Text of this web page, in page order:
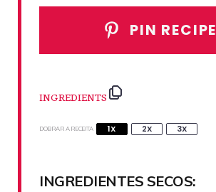
PIN RECIPE
INGREDIENTS
DOBRAR A RECEITA 1X 2X 3X
INGREDIENTES SECOS: